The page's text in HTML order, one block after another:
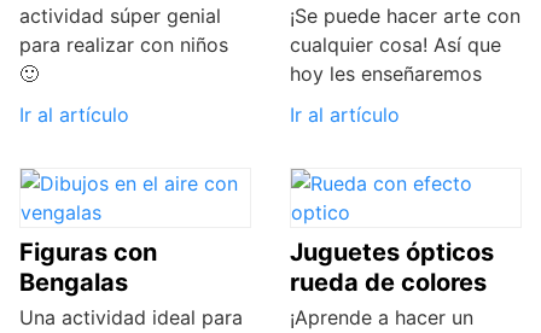
actividad súper genial
para realizar con niños
🙂
Ir al artículo
¡Se puede hacer arte con
cualquier cosa! Así que
hoy les enseñaremos
Ir al artículo
Figuras con
Bengalas
Una actividad ideal para
Juguetes ópticos
rueda de colores
¡Aprende a hacer un